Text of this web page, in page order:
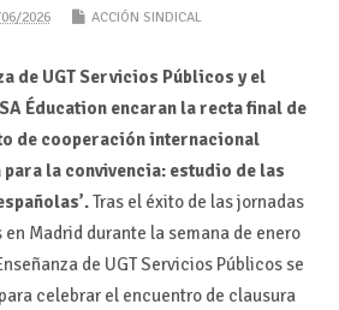
2026 ACCIÓN SINDICAL
de UGT Servicios Públicos y el
Éducation encaran la recta final de
de cooperación internacional
para la convivencia: estudio de las
Tras el éxito de las jornadas
Madrid durante la semana de enero
de UGT Servicios Públicos se
celebrar el encuentro de clausura